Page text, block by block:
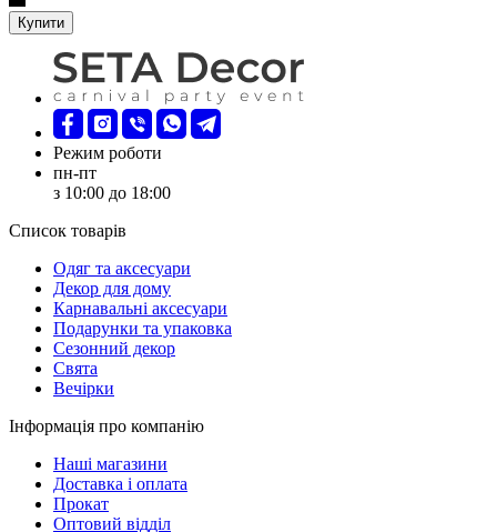
Купити
Режим роботи
пн-пт
з 10:00 до 18:00
Список товарів
Oдяг та аксесуари
Декор для дому
Карнавальні аксесуари
Подарунки та упаковка
Сезонний декор
Свята
Вечірки
Інформація про компанію
Наші магазини
Доставка і оплата
Прокат
Оптовий відділ